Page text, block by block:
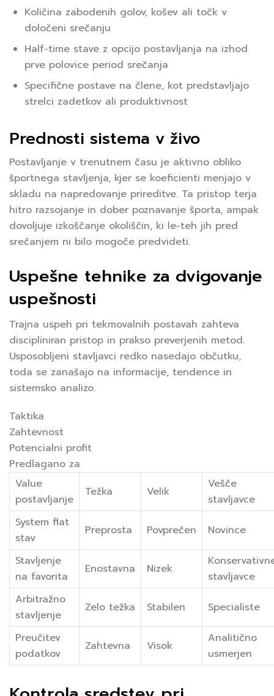
Količina zabodenih golov, košev ali točk v
določeni srečanju
Half-time stave z opcijo postavljanja na izhod
prve polovice period srečanja
Specifične postave na člene, kot predstavljajo
strelci zadetkov ali produktivnost
Prednosti sistema v živo
Postavljanje v trenutnem času je aktivno obliko
športnega stavljenja, kjer se koeficienti menjajo v
skladu na napredovanje prireditve. Ta pristop terja
hitro razsojanje in dober poznavanje športa, ampak
dovoljuje izkoščanje okoliščin, ki le-teh jih pred
srečanjem ni bilo mogoče predvideti.
Uspešne tehnike za dvigovanje
uspešnosti
Trajna uspeh pri tekmovalnih postavah zahteva
discipliniran pristop in prakso preverjenih metod.
Usposobljeni stavljavci redko nasedajo občutku,
toda se zanašajo na informacije, tendence in
sistemsko analizo.
Taktika
Zahtevnost
Potencialni profit
Predlagano za
Value
postavljanje
Težka Velik
Vešče
stavljavce
System flat
stav
Preprosta Povprečen Novince
Stavljenje
na favorita
Enostavna Nizek
stavljavce
Arbitražno
stavljenje
Zelo težka Stabilen Specialiste
Preučitev
podatkov
Zahtevna Visok
Analitično
usmerjen